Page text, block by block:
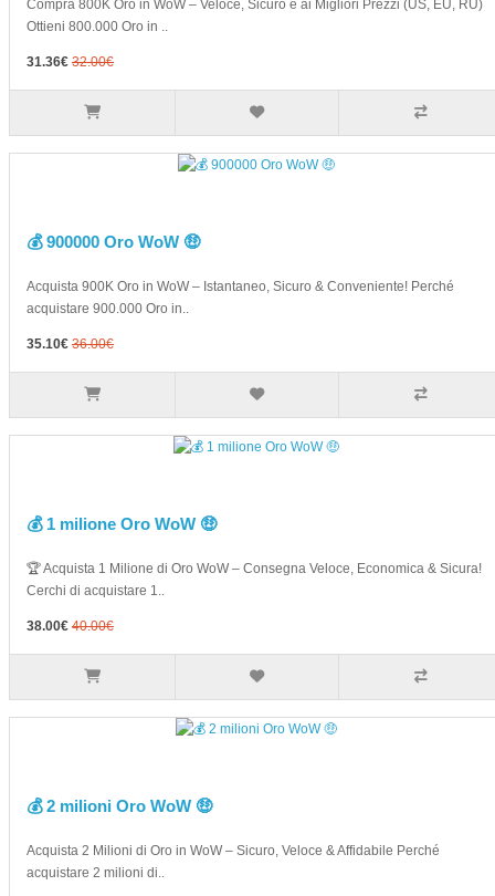
Compra 800K Oro in WoW – Veloce, Sicuro e ai Migliori Prezzi (US, EU, RU)
Ottieni 800.000 Oro in ..
31.36€ 32.00€
💰 900000 Oro WoW 🤑
Acquista 900K Oro in WoW – Istantaneo, Sicuro & Conveniente! Perché
acquistare 900.000 Oro in..
35.10€ 36.00€
💰 1 milione Oro WoW 🤑
🏆 Acquista 1 Milione di Oro WoW – Consegna Veloce, Economica & Sicura!
Cerchi di acquistare 1..
38.00€ 40.00€
💰 2 milioni Oro WoW 🤑
Acquista 2 Milioni di Oro in WoW – Sicuro, Veloce & Affidabile Perché
acquistare 2 milioni di..